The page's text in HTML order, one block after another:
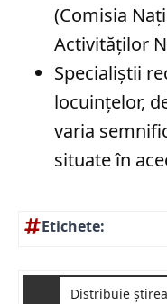
(Comisia
Activităților
Specialiștii
locuințelor,
varia
situate în
Etichete:
Distribuie știrea